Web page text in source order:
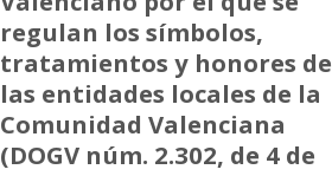
regulan los símbolos,
tratamientos y honores de
las entidades locales de la
Comunidad Valenciana
(DOGV núm. 2.302, de 4 de